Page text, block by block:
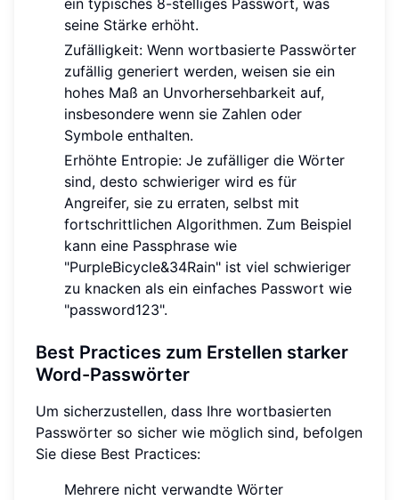
seine Stärke erhöht.
Zufälligkeit: Wenn wortbasierte Passwörter
zufällig generiert werden, weisen sie ein
hohes Maß an Unvorhersehbarkeit auf,
insbesondere wenn sie Zahlen oder
Symbole enthalten.
Erhöhte Entropie: Je zufälliger die Wörter
sind, desto schwieriger wird es für
Angreifer, sie zu erraten, selbst mit
fortschrittlichen Algorithmen. Zum Beispiel
kann eine Passphrase wie
"PurpleBicycle&34Rain" ist viel schwieriger
zu knacken als ein einfaches Passwort wie
"password123".
Best Practices zum Erstellen starker
Word-Passwörter
Um sicherzustellen, dass Ihre wortbasierten
Passwörter so sicher wie möglich sind, befolgen
Sie diese Best Practices:
Mehrere nicht verwandte Wörter